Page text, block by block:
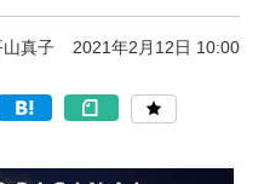
山真子 2021年2月12日 10:00